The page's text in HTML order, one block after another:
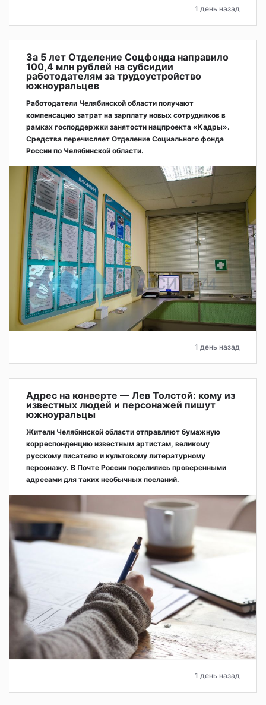
1 день назад
За 5 лет Отделение Соцфонда направило
100,4 млн рублей на субсидии
работодателям за трудоустройство
южноуральцев
Работодатели Челябинской области получают
компенсацию затрат на зарплату новых сотрудников в
рамках господдержки занятости нацпроекта «Кадры».
Средства перечисляет Отделение Социального фонда
России по Челябинской области.
1 день назад
Адрес на конверте — Лев Толстой: кому из
известных людей и персонажей пишут
южноуральцы
Жители Челябинской области отправляют бумажную
корреспонденцию известным артистам, великому
русскому писателю и культовому литературному
персонажу. В Почте России поделились проверенными
адресами для таких необычных посланий.
1 день назад